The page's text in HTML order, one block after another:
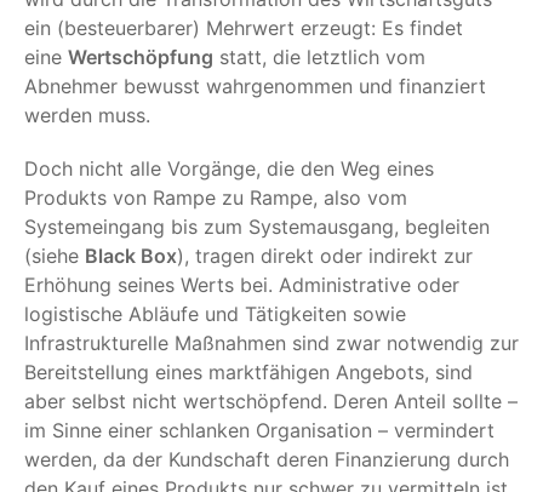
ein (besteuerbarer) Mehrwert erzeugt: Es findet
eine Wertschöpfung statt, die letztlich vom
Abnehmer bewusst wahrgenommen und finanziert
werden muss.
Doch nicht alle Vorgänge, die den Weg eines
Produkts von Rampe zu Rampe, also vom
Systemeingang bis zum Systemausgang, begleiten
(siehe Black Box), tragen direkt oder indirekt zur
Erhöhung seines Werts bei. Administrative oder
logistische Abläufe und Tätigkeiten sowie
Infrastrukturelle Maßnahmen sind zwar notwendig zur
Bereitstellung eines marktfähigen Angebots, sind
aber selbst nicht wertschöpfend. Deren Anteil sollte –
im Sinne einer schlanken Organisation – vermindert
werden, da der Kundschaft deren Finanzierung durch